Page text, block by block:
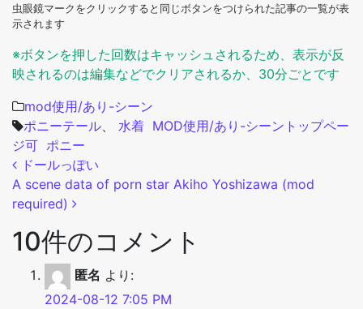
虫眼鏡マークをクリックすると同じボタンをつけられた記事の一覧が表
示されます
※ボタンを押した回数はキャッシュされるため、表示が反
映されるのは編集などでクリアされるか、30分ごとです
mod使用/あり-シーン
ポニーテール
水着 MOD使用/あり-シーン トップペー
ジ可 ポニー
投稿ナビゲーション
ドールっぽい
A scene data of porn star Akiho Yoshizawa (mod
required)
10件のコメント
匿名 より:
2024-08-12 7:05 PM